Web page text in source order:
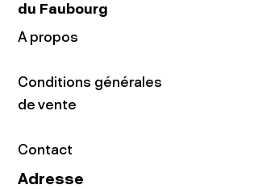
du Faubourg
A propos
Conditions générales
de vente
Contact
Adresse